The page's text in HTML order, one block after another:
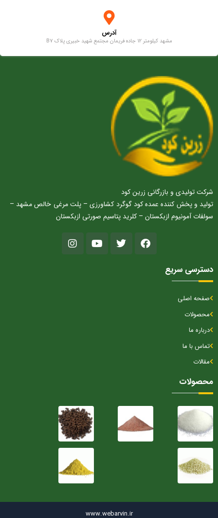
آدرس
مشهد کیلومتر 12 جاده فریمان مجتمع شهید خبیری پلاک B7
شرکت تولیدی و بازرگانی زرین کود
تولید و پخش کننده عمده کود گوگرد کشاورزی – پلت مرغی خالص مشهد –
سولفات آمونیوم ازبکستان – کلرید پتاسیم صورتی ازبکستان
دسترسی سریع
صفحه اصلی
محصولات
درباره ما
تماس با ما
مقالات
محصولات
www.webarvin.ir